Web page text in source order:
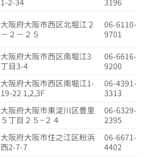
大阪府大阪市西区北堀江２
－２－２５
06-6110-
9701
大阪府大阪市西区南堀江3
丁目3-4
06-6616-
9200
大阪府大阪市西区南堀江1-
19-22 1,2,3F
06-4391-
3313
大阪府大阪市東淀川区豊里
５丁目２５−２４
06-6329-
2395
大阪府大阪市住之江区粉浜
西2-7-7
06-6671-
4402